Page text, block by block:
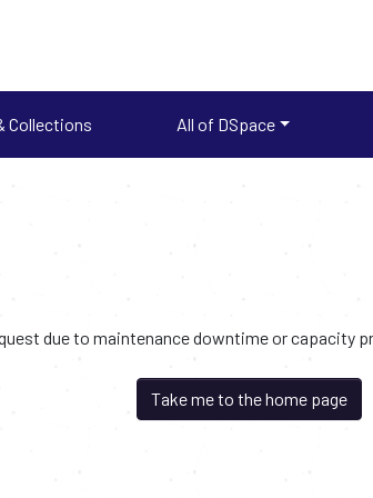
Collections All of DSpace
due to maintenance downtime or capacity
Take me to the home page